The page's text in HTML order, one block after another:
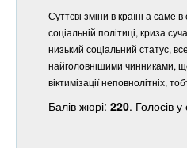
Суттєві зміни в країні а саме
соціальній політиці, криза
низький соціальний статус,
найголовнішими чинниками,
віктимізації неповнолітніх,
Балів жюрі: 220. Голосів